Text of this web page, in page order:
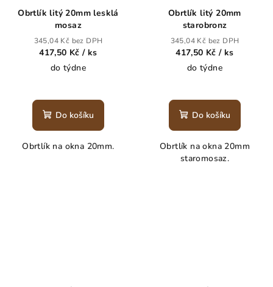
Obrtlík litý 20mm lesklá
mosaz
345,04 Kč bez DPH
417,50 Kč/ ks
do týdne
Do košíku
Obrtlík na okna 20mm.
Obrtlík litý 20mm
starobronz
345,04 Kč bez DPH
417,50 Kč/ ks
do týdne
Do košíku
Obrtlík na okna 20mm
staromosaz.